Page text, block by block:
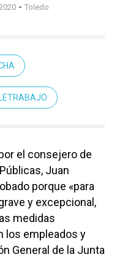
- Toledo
el consejero de
Juan
porque «para
y excepcional,
medidas
los empleados y
General de la Junta